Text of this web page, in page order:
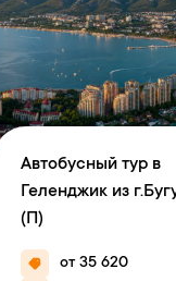
Автобусный тур в
Геленджик из
(П)
от 35 620